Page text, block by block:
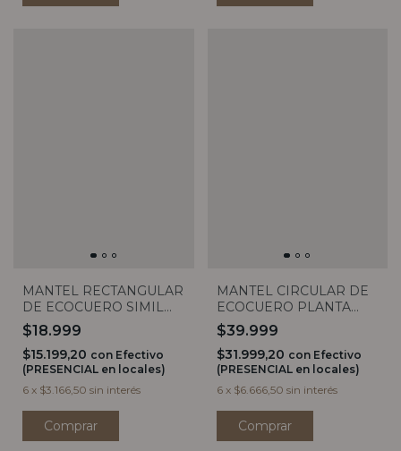
MANTEL RECTANGULAR
DE ECOCUERO SIMIL
LINO BEIGE (4
MEDIDAS)
$18.999
$15.199,20 con Efectivo
(PRESENCIAL en locales)
6 x $3.166,50 sin interés
Comprar
MANTEL CIRCULAR DE
ECOCUERO PLANTA
MONSTERA 1,40
$39.999
$31.999,20 con Efectivo
(PRESENCIAL en locales)
6 x $6.666,50 sin interés
Comprar